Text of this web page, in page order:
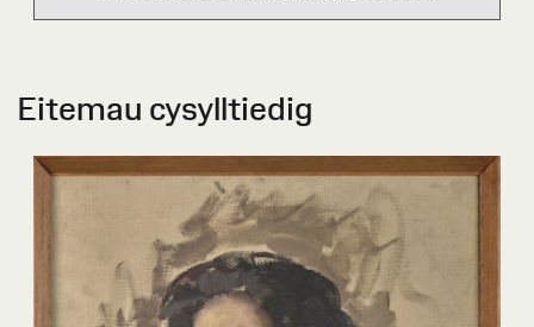
Eitemau cysylltiedig